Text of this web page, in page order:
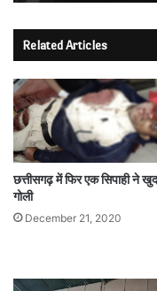
Related Articles
छत्तीसगढ़ में फिर एक सिपाही ने खुद
गोली
December 21, 2020